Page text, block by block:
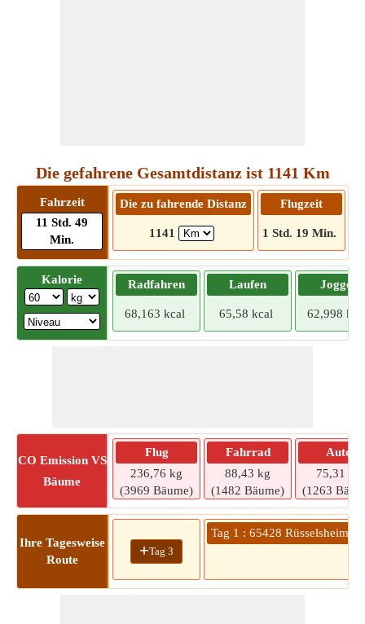
Die gefahrene Gesamtdistanz ist 1141 Km
Fahrzeit
11 Std. 49
Min.
Die zu fahrende Distanz
1141
Flugzeit
1 Std. 19 Min.
Kalorie Radfahren
68,163 kcal
Laufen
65,58 kcal
Joggen
62,998
CO Emission VS
Bäume
Flug
236,76 kg
(3969 Bäume)
Fahrrad
88,43 kg
(1482 Bäume)
Auto
75,31 kg
(1263
Ihre Tagesweise
Route
+Tag 3
Tag 1 : 65428 Rüsselsheim